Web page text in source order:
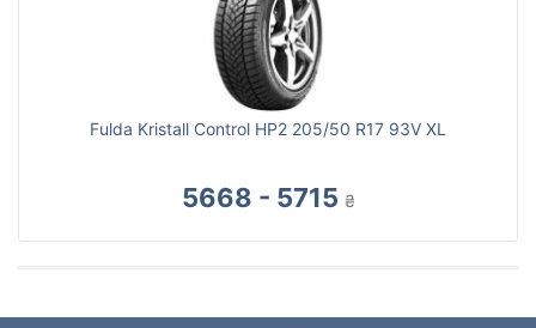
Fulda Kristall Control HP2 205/50 R17 93V XL
5668 - 5715 ₴